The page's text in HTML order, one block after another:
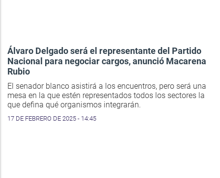
Álvaro Delgado será el representante del Partido
Nacional para negociar cargos, anunció Macarena
Rubio
El senador blanco asistirá a los encuentros, pero será una
mesa en la que estén representados todos los sectores la
que defina qué organismos integrarán.
17 DE FEBRERO DE 2025 - 14:45